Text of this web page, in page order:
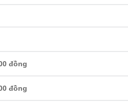
đồng
đồng